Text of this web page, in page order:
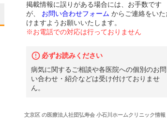
掲載情報に誤りがある場合には、お手数です
が、
お問い合わせフォーム からご連絡をいた
けますようお願いいたします。
※お電話での対応は行っておりません
必ずお読みください
病気に関するご相談や各医院への個別のお問
い合わせ・紹介などは受け付けておりませ
ん。
文京区の医療法人社団弘寿会 小石川ホームクリニック情報